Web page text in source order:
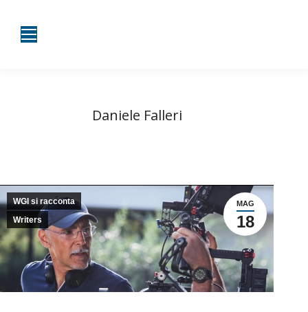
Daniele Falleri
MAG
18
WGI si racconta
Writers